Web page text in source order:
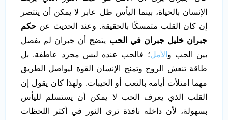
الإنسان بالحياة، بينما اليأس ظل عابر لا يمكن أن ينتصر
إن كان القلب متمسكًا بالحقيقة. وعند الحديث عن حكم
جبران خليل جبران في الحب يتضح أن جبران لم يفصل
بين الحب و الأمل؛ فالحب عنده ليس مجرد عاطفة. بل
طاقة تنعش الروح وتمنح الإنسان القوة ليواصل الطريق
مهما امتلأت أيامه بالتعب أو الخيبات. ولهذا كان يقول إن
القلب الذي يعرف الحب لا يمكن أن يستسلم لليأس
بسهولة، لأن داخله نافذة ترى النور في أكثر اللحظات